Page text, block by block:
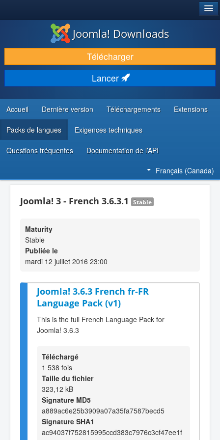
TÉLÉCHARGER & ENRICHIR
DÉCOUVRIR & APPRENDRE
COMMUNAUTÉ & SUPPORT
RESSOURCES DÉVELOPPEURS
Joomla! Downloads
Télécharger
Lancer
Accueil Dernière version Téléchargements Extensions
Packs de langues Exigences techniques
Questions fréquentes Documentation de l’API
Français (Canada)
Joomla! 3 - French 3.6.3.1 Stable
Maturity
Stable
Publiée le
mardi 12 juillet 2016 23:00
Joomla! 3.6.3 French fr-FR
Language Pack (v1)
This is the full French Language Pack for
Joomla! 3.6.3
Téléchargé
1 538 fois
Taille du fichier
323,12 kB
Signature MD5
a889ac6e25b3909a07a35fa7587becd5
Signature SHA1
ac94037f752815995ccd383c7976c3cf47ee1f